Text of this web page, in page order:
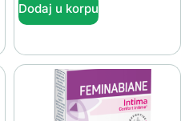
Dodaj u korpu